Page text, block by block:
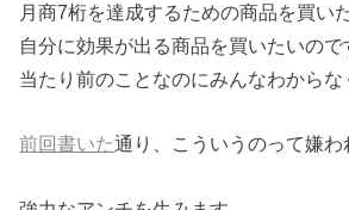
月商7桁を達成するための商品を買い
自分に効果が出る商品を買いたいので
当たり前のことなのにみんなわから
前回書いた通り、こういうのって嫌わ